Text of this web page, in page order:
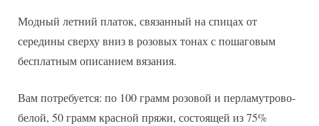
схемами.
Модный летний платок, связанный на спицах от
середины сверху вниз в розовых тонах с пошаговым
бесплатным описанием вязания.
Вам потребуется: по 100 грамм розовой и перламутрово-
белой, 50 грамм красной пряжи, состоящей из 75%